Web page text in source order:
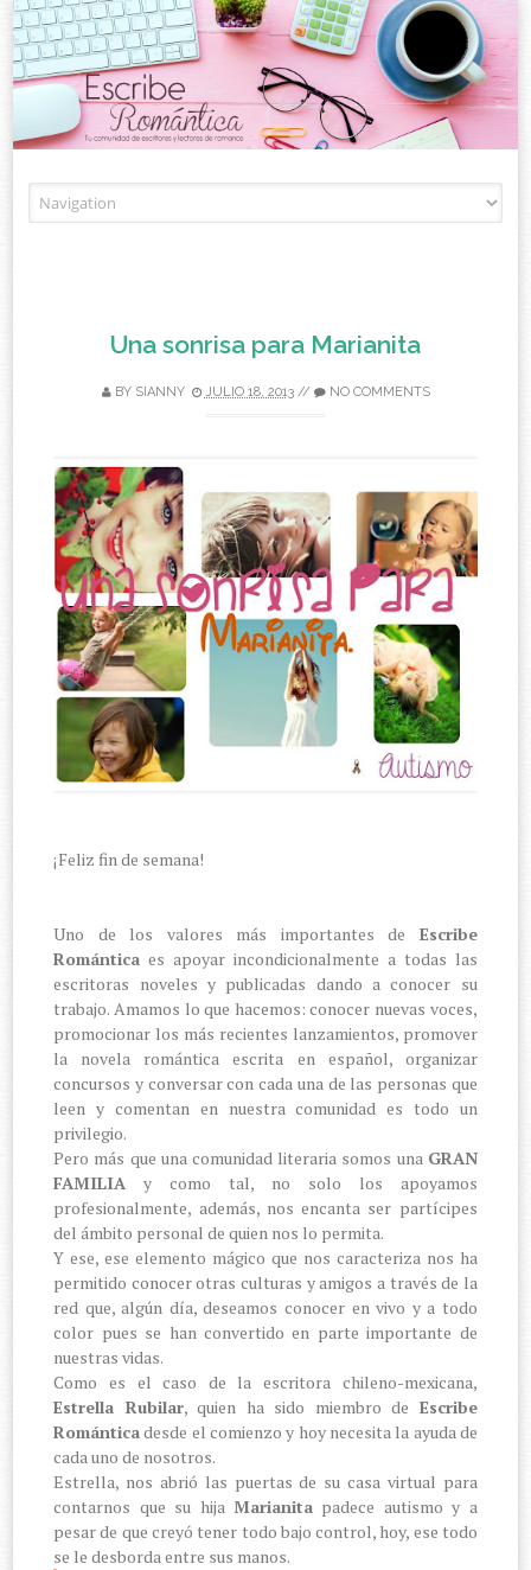
Una sonrisa para Marianita
BY SIANNY JULIO 18, 2013// NO COMMENTS
¡Feliz fin de semana!
Uno de los valores más importantes de Escribe
Romántica es apoyar incondicionalmente a todas las
escritoras noveles y publicadas dando a conocer su
trabajo. Amamos lo que hacemos: conocer nuevas voces,
promocionar los más recientes lanzamientos, promover
la novela romántica escrita en español, organizar
concursos y conversar con cada una de las personas que
leen y comentan en nuestra comunidad es todo un
privilegio.
Pero más que una comunidad literaria somos una GRAN
FAMILIA y como tal, no solo los apoyamos
profesionalmente, además, nos encanta ser partícipes
del ámbito personal de quien nos lo permita.
Y ese, ese elemento mágico que nos caracteriza nos ha
permitido conocer otras culturas y amigos a través de la
red que, algún día, deseamos conocer en vivo y a todo
color pues se han convertido en parte importante de
nuestras vidas.
Como es el caso de la escritora chileno-mexicana,
Estrella Rubilar, quien ha sido miembro de Escribe
Románticadesde el comienzo y hoy necesita la ayuda de
cada uno de nosotros.
Estrella, nos abrió las puertas de su casa virtual para
contarnos que su hija Marianita padece autismo y a
pesar de que creyó tener todo bajo control, hoy, ese todo
se le desborda entre sus manos.